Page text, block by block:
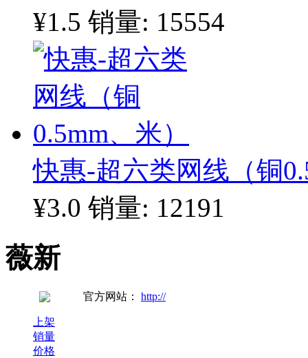
¥1.5 销量: 15554
快惠-超六类网线（铜
¥3.0 销量: 12191
薇新
官方网站： http://
上架
销量
价格